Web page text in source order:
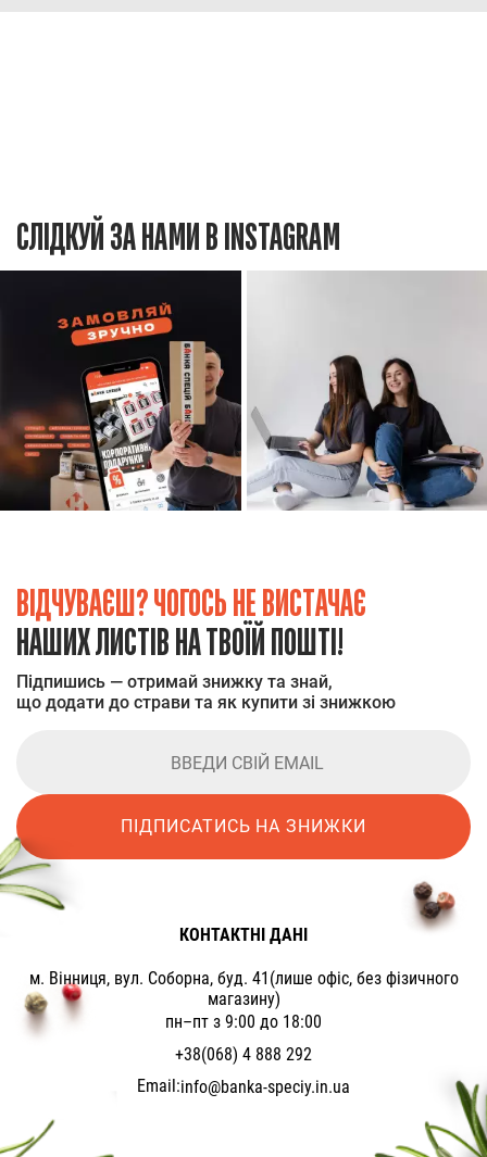
СЛІДКУЙ ЗА НАМИ В INSTAGRAM
ВІДЧУВАЄШ? ЧОГОСЬ НЕ ВИСТАЧАЄ
НАШИХ ЛИСТІВ НА ТВОЇЙ ПОШТІ!
Підпишись — отримай знижку та знай,
що додати до страви та як купити зі знижкою
ПІДПИСАТИСЬ НА ЗНИЖКИ
КОНТАКТНІ ДАНІ
м. Вінниця, вул. Соборна, буд. 41(лише офіс, без фізичного
магазину)
пн–пт з 9:00 до 18:00
+38(068) 4 888 292
Email:info@banka-speciy.in.ua